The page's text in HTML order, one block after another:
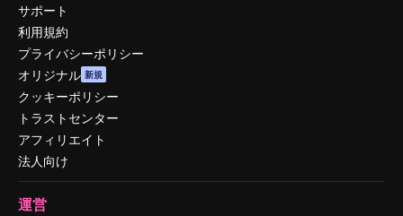
サポート
利用規約
プライバシーポリシー
オリジナル 新規
クッキーポリシー
トラストセンター
アフィリエイト
法人向け
運営